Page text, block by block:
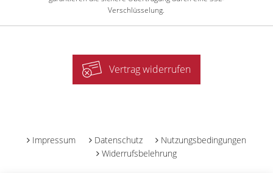
Verschlüsselung.
Vertrag widerrufen
Impressum Datenschutz
Nutzungsbedingungen
Widerrufsbelehrung